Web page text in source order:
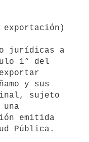
1° del
y sus
sujeto
emitida
Pública.